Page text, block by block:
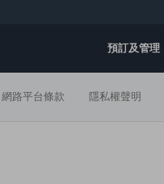
預訂及管理
網路平台條款 隱私權聲明